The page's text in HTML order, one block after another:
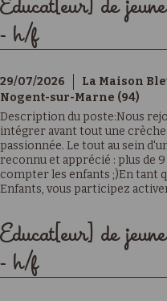
Educat[eur] de
- h/f
29/07/2026 La Maison
Nogent-sur-Marne (94)
Description du poste:Nous
intégrer avant tout une crèche
passionnée. Le tout au sein
reconnu et apprécié : plus de
compter les enfants ;)En tant
Enfants, vous participez
Educat[eur] de
- h/f